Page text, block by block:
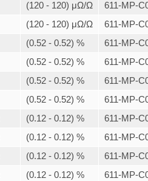
(120 - 120) μΩ/Ω
611-MP-
(120 - 120) μΩ/Ω
611-MP-
(0.52 - 0.52) %
611-MP-
(0.52 - 0.52) %
611-MP-
(0.52 - 0.52) %
611-MP-
(0.52 - 0.52) %
611-MP-
(0.12 - 0.12) %
611-MP-
(0.12 - 0.12) %
611-MP-
(0.12 - 0.12) %
611-MP-
(0.12 - 0.12) % 611-MP-